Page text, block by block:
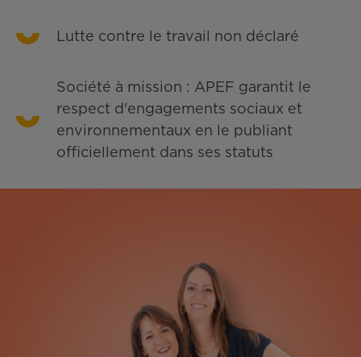
Lutte contre le travail non déclaré
Société à mission : APEF garantit le
respect d'engagements sociaux et
environnementaux en le publiant
officiellement dans ses statuts